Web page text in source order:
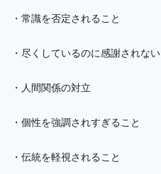
・ 常識を否定されること
・ 尽くしているのに感謝されない
・ 人間関係の対立
・ 個性を強調されすぎること
・ 伝統を軽視されること